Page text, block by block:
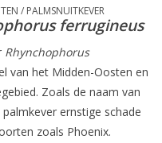
/ PALMSNUITKEVER
ferrugineus
Rhynchophorus
van het Midden-Oosten en
Zoals de naam van
ernstige schade
zoals Phoenix.